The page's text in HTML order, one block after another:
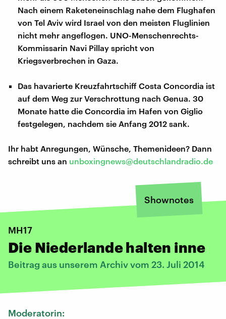
Nach einem Raketeneinschlag nahe dem Flughafen
von Tel Aviv wird Israel von den meisten Fluglinien
nicht mehr angeflogen. UNO-Menschenrechts-
Kommissarin Navi Pillay spricht von
Kriegsverbrechen in Gaza.
Das havarierte Kreuzfahrtschiff Costa Concordia ist
auf dem Weg zur Verschrottung nach Genua. 30
Monate hatte die Concordia im Hafen von Giglio
festgelegen, nachdem sie Anfang 2012 sank.
Ihr habt Anregungen, Wünsche, Themenideen? Dann
schreibt uns an unboxingnews@deutschlandradio.de
Shownotes
MH17
Die Niederlande halten inne
Beitrag aus unserem Archiv vom 23. Juli 2014
Moderatorin: